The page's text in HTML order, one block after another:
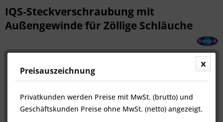
IQS-Steckverschraubung mit
Außengewinde für Zöllige Schläuche
Preisauszeichnung
Privatkunden werden Preise mit MwSt. (brutto) und
Geschäftskunden Preise ohne MwSt. (netto) angezeigt.